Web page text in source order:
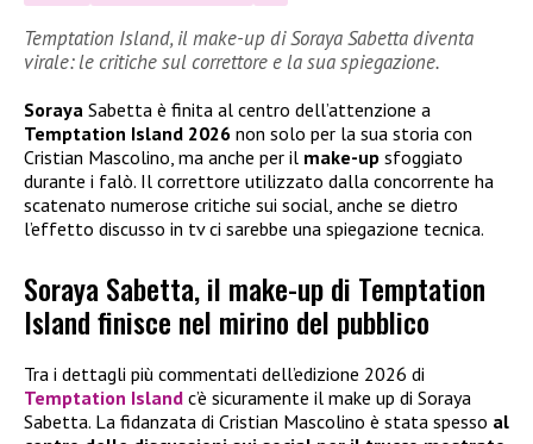
Temptation Island, il make-up di Soraya Sabetta diventa
virale: le critiche sul correttore e la sua spiegazione.
Soraya Sabetta è finita al centro dell’attenzione a
Temptation Island 2026 non solo per la sua storia con
Cristian Mascolino, ma anche per il make-up sfoggiato
durante i falò. Il correttore utilizzato dalla concorrente ha
scatenato numerose critiche sui social, anche se dietro
l’effetto discusso in tv ci sarebbe una spiegazione tecnica.
Soraya Sabetta, il make-up di Temptation
Island finisce nel mirino del pubblico
Tra i dettagli più commentati dell’edizione 2026 di
Temptation Island c’è sicuramente il make up di Soraya
Sabetta. La fidanzata di Cristian Mascolino è stata spesso al